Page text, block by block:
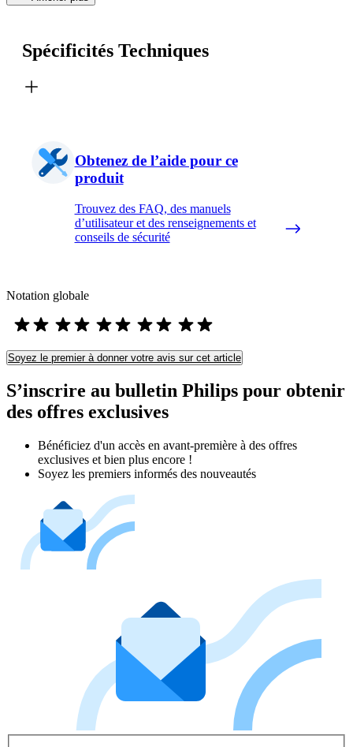
Spécificités Techniques
Obtenez de l’aide pour ce
produit
Trouvez des FAQ, des manuels
d’utilisateur et des renseignements et
conseils de sécurité
Notation globale
Soyez le premier à donner votre avis sur cet article
S’inscrire au bulletin Philips pour obtenir
des offres exclusives
Bénéficiez d'un accès en avant-première à des offres
exclusives et bien plus encore !
Soyez les premiers informés des nouveautés